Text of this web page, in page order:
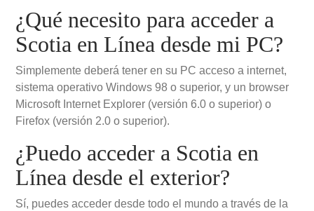
¿Qué necesito para acceder a
Scotia en Línea desde mi PC?
Simplemente deberá tener en su PC acceso a internet,
sistema operativo Windows 98 o superior, y un browser
Microsoft Internet Explorer (versión 6.0 o superior) o
Firefox (versión 2.0 o superior).
¿Puedo acceder a Scotia en
Línea desde el exterior?
Sí, puedes acceder desde todo el mundo a través de la